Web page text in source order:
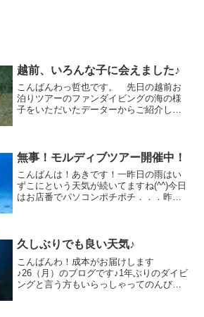
越前、いろんな子に会えました♪
こんばんわっ哲也です。 先日の越前お
泊りツアーのファンダイビングの海の様
子をいただいたデーターからご紹介しち
の群れやアジの群...
無事！モルディブツアー開催中！
こんばんは！あきです！一昨日の雨はい
ずこにという天気が続いてますね(^^)今日
はお店番でパソコンポチポチ．．．昨日
久しぶりでも良い天気♪
こんばんわ！成本がお届けします
♪26（月）のブログです♪1年ぶりのダイビ
ングと言う方もいらっしゃってのんびり